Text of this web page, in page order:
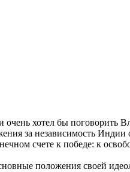
хотел бы поговорить
за независимость Индии
счете к победе: к
положения своей